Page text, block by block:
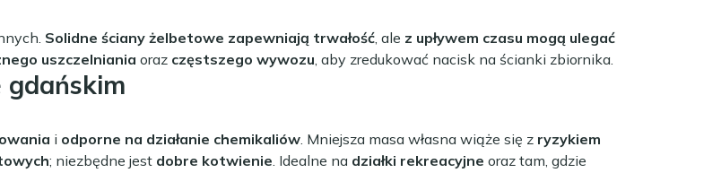
Solidne ściany żelbetowe zapewniają trwałość , ale z upływem czasu mogą ulegać
uszczelniania oraz częstszego wywozu , aby zredukować nacisk na ścianki zbiornika.
i odporne na działanie chemikaliów . Mniejsza masa własna wiąże się z ryzykiem
; niezbędne jest dobre kotwienie . Idealne na działki rekreacyjne oraz tam, gdzie